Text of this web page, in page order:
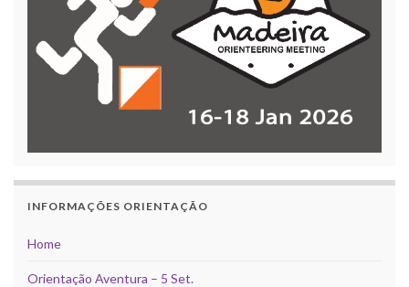
INFORMAÇÕES ORIENTAÇÃO
Home
Orientação Aventura – 5 Set.